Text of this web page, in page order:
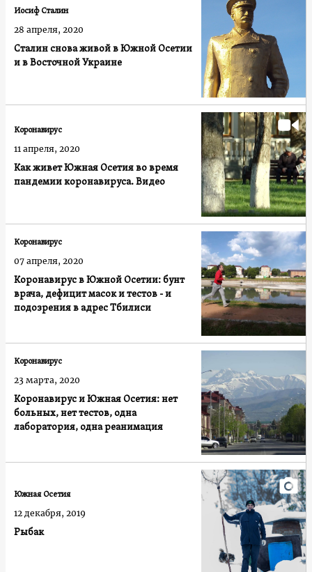
Сталин снова живой в Южной Осетии
и в Восточной Украине
Иосиф Сталин
28 апреля, 2020
Как живет Южная Осетия во время
пандемии коронавируса. Видео
Коронавирус
11 апреля, 2020
Коронавирус в Южной Осетии: бунт
врача, дефицит масок и тестов - и
подозрения в адрес Тбилиси
Коронавирус
07 апреля, 2020
Коронавирус и Южная Осетия: нет
больных, нет тестов, одна
лаборатория, одна реанимация
Коронавирус
23 марта, 2020
Рыбак
Южная Осетия
12 декабря, 2019